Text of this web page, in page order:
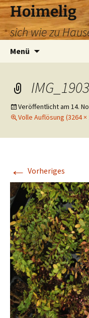
Zum
Inhalt
springen
Hoimelig
sich wie zu
Menü
IMG_1903
Veröffentlicht am 14.
Volle Auflösung (3264 ×
← Vorheriges